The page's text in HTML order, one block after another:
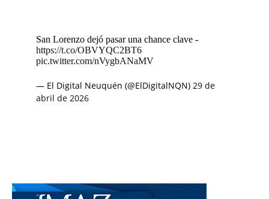
San Lorenzo dejó pasar una chance clave -
https://t.co/OBVYQC2BT6
pic.twitter.com/nVygbANaMV
— El Digital Neuquén (@ElDigitalNQN) 29 de
abril de 2026